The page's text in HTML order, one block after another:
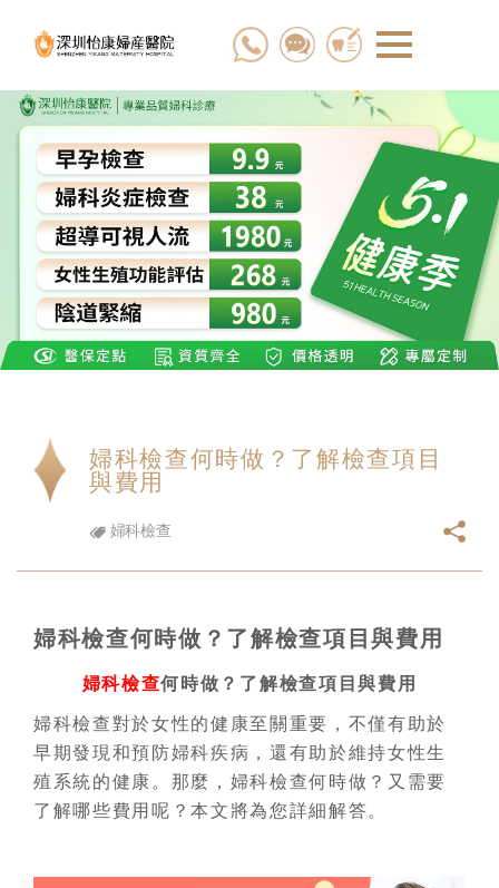
婦科檢查何時做？了解檢查項目
與費用
婦科檢查
婦科檢查何時做？了解檢查項目與費用
婦科檢查何時做？了解檢查項目與費用
婦科檢查對於女性的健康至關重要，不僅有助於
早期發現和預防婦科疾病，還有助於維持女性生
殖系統的健康。那麼，婦科檢查何時做？又需要
了解哪些費用呢？本文將為您詳細解答。